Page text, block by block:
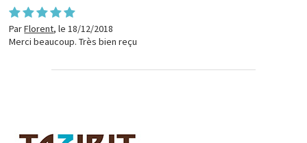
ParFlorent,le 18/12/2018
Merci beaucoup. Très bien reçu